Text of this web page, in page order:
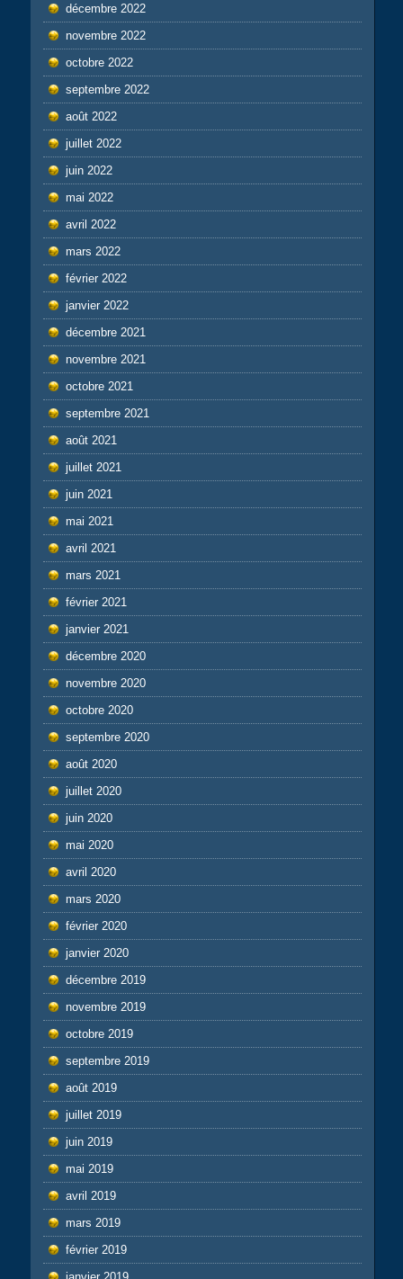
décembre 2022
novembre 2022
octobre 2022
septembre 2022
août 2022
juillet 2022
juin 2022
mai 2022
avril 2022
mars 2022
février 2022
janvier 2022
décembre 2021
novembre 2021
octobre 2021
septembre 2021
août 2021
juillet 2021
juin 2021
mai 2021
avril 2021
mars 2021
février 2021
janvier 2021
décembre 2020
novembre 2020
octobre 2020
septembre 2020
août 2020
juillet 2020
juin 2020
mai 2020
avril 2020
mars 2020
février 2020
janvier 2020
décembre 2019
novembre 2019
octobre 2019
septembre 2019
août 2019
juillet 2019
juin 2019
mai 2019
avril 2019
mars 2019
février 2019